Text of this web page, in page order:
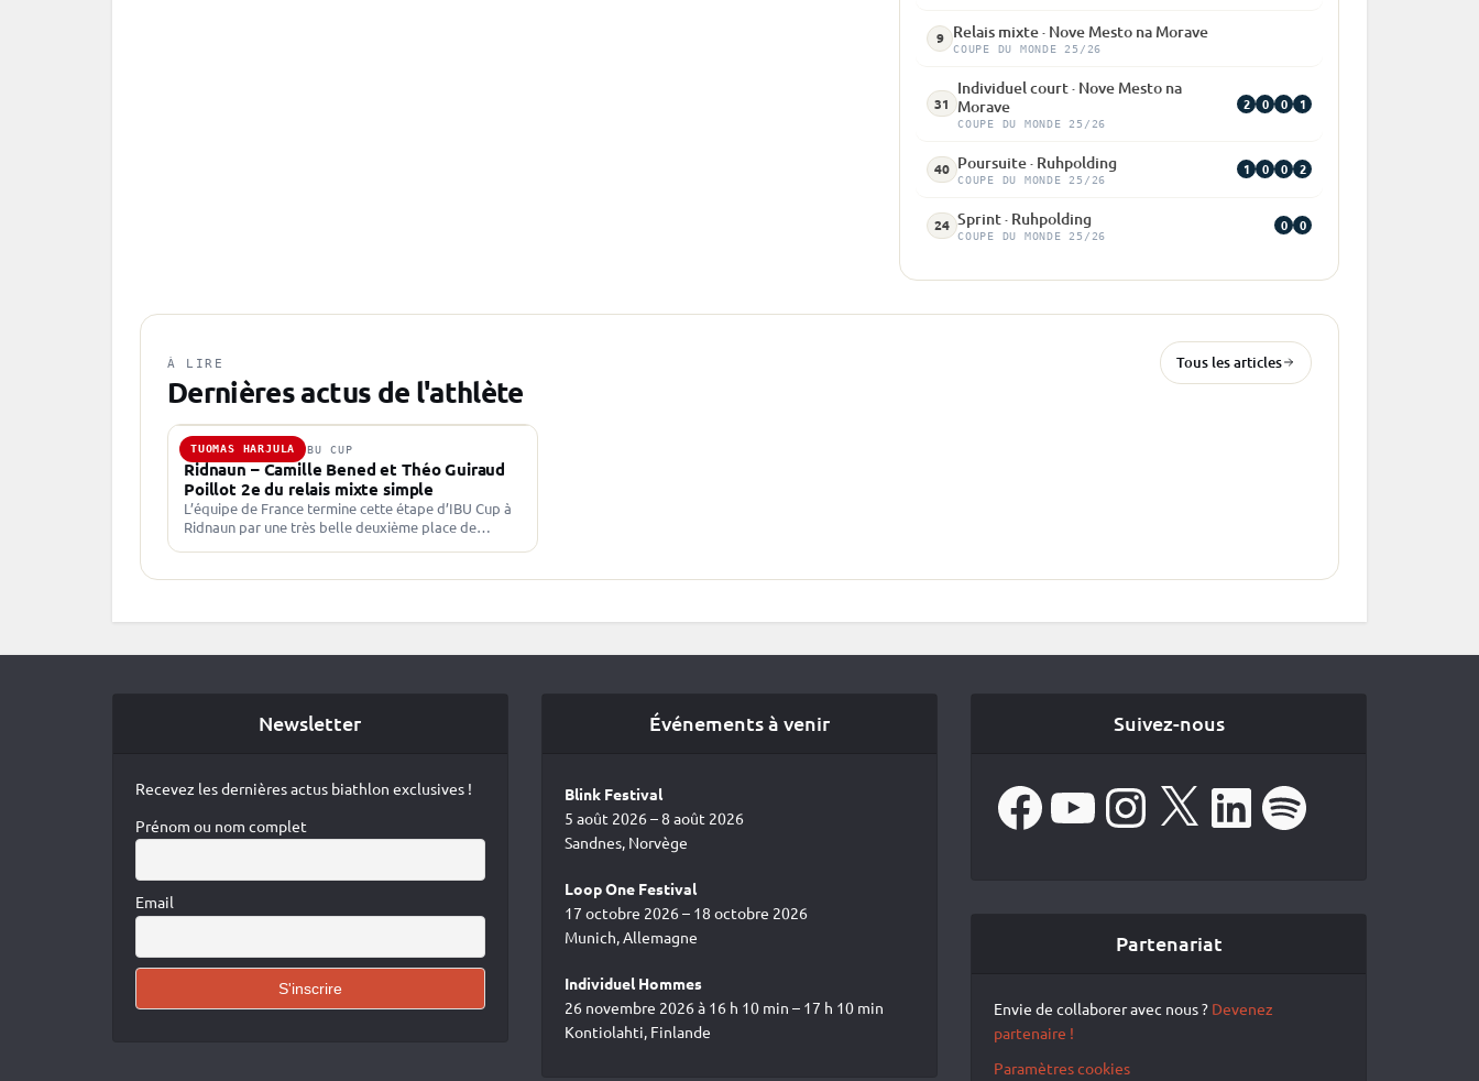
9 Relais mixte · Nove Mesto na Morave
COUPE DU MONDE 25/26
31
Individuel court · Nove Mesto na
Morave
COUPE DU MONDE 25/26
2 0 0 1
40 Poursuite · Ruhpolding
COUPE DU MONDE 25/26
1 0 0 2
24 Sprint · Ruhpolding
COUPE DU MONDE 25/26
0 0
À LIRE
Dernières actus de l'athlète
Tous les articles
TUOMAS HARJULA
13 JAN. 2024 · IBU CUP
Ridnaun – Camille Bened et Théo Guiraud
Poillot 2e du relais mixte simple
L’équipe de France termine cette étape d’IBU Cup à
Ridnaun par une très belle deuxième place de
Newsletter
Recevez les dernières actus biathlon exclusives !
Prénom ou nom complet
Email
Événements à venir
Blink Festival
5 août 2026 – 8 août 2026
Sandnes, Norvège
Loop One Festival
17 octobre 2026 – 18 octobre 2026
Munich, Allemagne
Individuel Hommes
26 novembre 2026 à 16 h 10 min – 17 h 10 min
Kontiolahti, Finlande
Suivez-nous
FacebookYouTube Instagram
X LinkedIn Spotify
Partenariat
Envie de collaborer avec nous ? Devenez
partenaire !
Paramètres cookies